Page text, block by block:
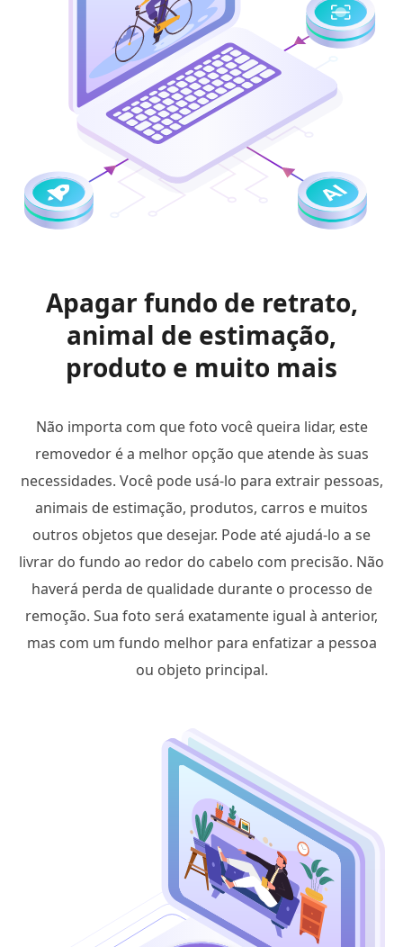
Apagar fundo de retrato,
animal de estimação,
produto e muito mais
Não importa com que foto você queira lidar, este
removedor é a melhor opção que atende às suas
necessidades. Você pode usá-lo para extrair pessoas,
animais de estimação, produtos, carros e muitos
outros objetos que desejar. Pode até ajudá-lo a se
livrar do fundo ao redor do cabelo com precisão. Não
haverá perda de qualidade durante o processo de
remoção. Sua foto será exatamente igual à anterior,
mas com um fundo melhor para enfatizar a pessoa
ou objeto principal.